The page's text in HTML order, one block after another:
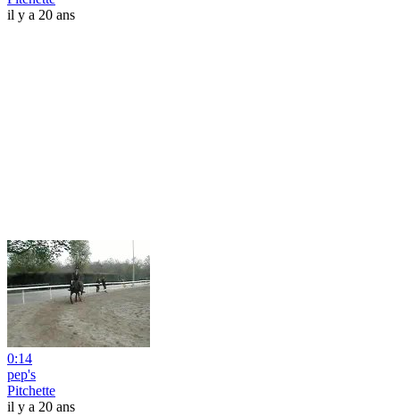
il y a 20 ans
0:14
pep's
Pitchette
il y a 20 ans